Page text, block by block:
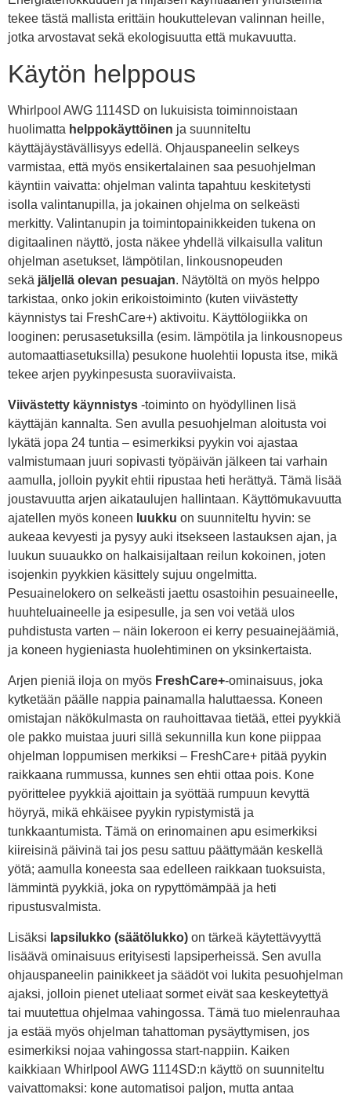
tekee tästä mallista erittäin houkuttelevan valinnan heille,
jotka arvostavat sekä ekologisuutta että mukavuutta.
Käytön helppous
Whirlpool AWG 1114SD on lukuisista toiminnoistaan
huolimatta helppokäyttöinen ja suunniteltu
käyttäjäystävällisyys edellä. Ohjauspaneelin selkeys
varmistaa, että myös ensikertalainen saa pesuohjelman
käyntiin vaivatta: ohjelman valinta tapahtuu keskitetysti
isolla valintanupilla, ja jokainen ohjelma on selkeästi
merkitty. Valintanupin ja toimintopainikkeiden tukena on
digitaalinen näyttö, josta näkee yhdellä vilkaisulla valitun
ohjelman asetukset, lämpötilan, linkousnopeuden
sekä jäljellä olevan pesuajan. Näytöltä on myös helppo
tarkistaa, onko jokin erikoistoiminto (kuten viivästetty
käynnistys tai FreshCare+) aktivoitu. Käyttölogiikka on
looginen: perusasetuksilla (esim. lämpötila ja linkousnopeus
automaattiasetuksilla) pesukone huolehtii lopusta itse, mikä
tekee arjen pyykinpesusta suoraviivaista.
Viivästetty käynnistys -toiminto on hyödyllinen lisä
käyttäjän kannalta. Sen avulla pesuohjelman aloitusta voi
lykätä jopa 24 tuntia – esimerkiksi pyykin voi ajastaa
valmistumaan juuri sopivasti työpäivän jälkeen tai varhain
aamulla, jolloin pyykit ehtii ripustaa heti herättyä. Tämä lisää
joustavuutta arjen aikataulujen hallintaan. Käyttömukavuutta
ajatellen myös koneen luukku on suunniteltu hyvin: se
aukeaa kevyesti ja pysyy auki itsekseen lastauksen ajan, ja
luukun suuaukko on halkaisijaltaan reilun kokoinen, joten
isojenkin pyykkien käsittely sujuu ongelmitta.
Pesuainelokero on selkeästi jaettu osastoihin pesuaineelle,
huuhteluaineelle ja esipesulle, ja sen voi vetää ulos
puhdistusta varten – näin lokeroon ei kerry pesuainejäämiä,
ja koneen hygieniasta huolehtiminen on yksinkertaista.
Arjen pieniä iloja on myös FreshCare+-ominaisuus, joka
kytketään päälle nappia painamalla haluttaessa. Koneen
omistajan näkökulmasta on rauhoittavaa tietää, ettei pyykkiä
ole pakko muistaa juuri sillä sekunnilla kun kone piippaa
ohjelman loppumisen merkiksi – FreshCare+ pitää pyykin
raikkaana rummussa, kunnes sen ehtii ottaa pois. Kone
pyörittelee pyykkiä ajoittain ja syöttää rumpuun kevyttä
höyryä, mikä ehkäisee pyykin rypistymistä ja
tunkkaantumista. Tämä on erinomainen apu esimerkiksi
kiireisinä päivinä tai jos pesu sattuu päättymään keskellä
yötä; aamulla koneesta saa edelleen raikkaan tuoksuista,
lämmintä pyykkiä, joka on rypyttömämpää ja heti
ripustusvalmista.
Lisäksi lapsilukko (säätölukko) on tärkeä käytettävyyttä
lisäävä ominaisuus erityisesti lapsiperheissä. Sen avulla
ohjauspaneelin painikkeet ja säädöt voi lukita pesuohjelman
ajaksi, jolloin pienet uteliaat sormet eivät saa keskeytettyä
tai muutettua ohjelmaa vahingossa. Tämä tuo mielenrauhaa
ja estää myös ohjelman tahattoman pysäyttymisen, jos
esimerkiksi nojaa vahingossa start-nappiin. Kaiken
kaikkiaan Whirlpool AWG 1114SD:n käyttö on suunniteltu
vaivattomaksi: kone automatisoi paljon, mutta antaa